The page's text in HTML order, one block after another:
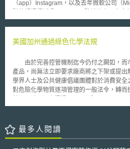
作手冊，審慎評估起降地點之安全性，並
（app）Instagram，以及去年微軟公司（
委員會（U.S. Federal Trade Commission,
的反壟斷機構歐盟委員會（European
行正式調查，但卻得以避免在歐盟多個會
塞爾（Brussels）的Cleary Gottlieb Steen
律師Thomas Graf表示：「比起接受數個國
可接受歐盟調查，因各國監管機構會分別要
委員會發言人拒絕發表評論。 倘若要讓歐盟委員會審查該筆交易，公
WhatsApp可被視為一種圖文訊息的低價替
即時通訊市場上取得主導地位。
美國加州通過綠色化學法規
由於完善控管機制迄今仍付之闕如，而
產品，尚無法立即要求廠商將之下架或提出
學界人士及公共健康倡議團體對於消費安
對危險化學物質逐項管理的一般法令，轉
安全法典(Health and Safety Code)」，促
Protection Agency) 所管轄之毒性物質控制
Substances Control)，現行除具備管理危險
最多人閱讀